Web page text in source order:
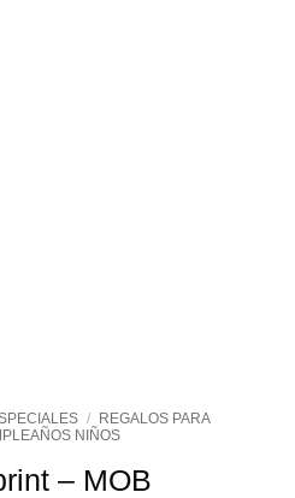
/ REGALOS PARA
NIÑOS
– MOB